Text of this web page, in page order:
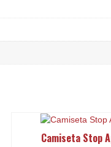
Camiseta Stop